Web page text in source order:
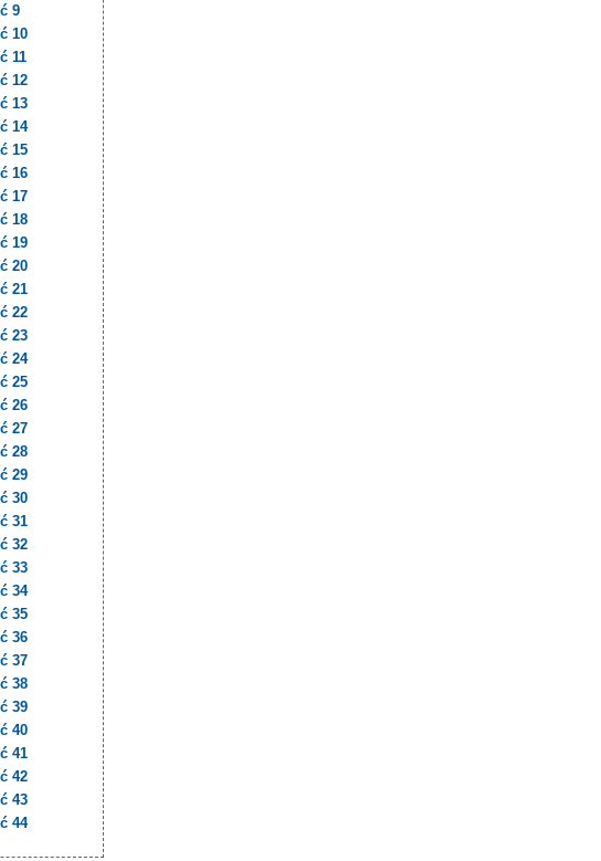
9
10
11
12
13
14
15
16
17
18
19
20
21
22
23
24
25
26
27
28
29
30
31
32
33
34
35
36
37
38
39
40
41
42
43
44